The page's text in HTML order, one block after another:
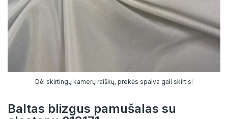
Dėl skirtingų kamerų raiškų, prekės spalva gali skirtis!
Baltas blizgus pamušalas su